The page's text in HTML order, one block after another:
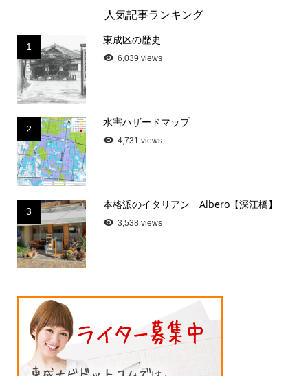
人気記事ランキング
1
東成区の歴史
6,039 views
2
水害ハザードマップ
4,731 views
3
本格派のイタリアン Albero【深江橋】
3,538 views